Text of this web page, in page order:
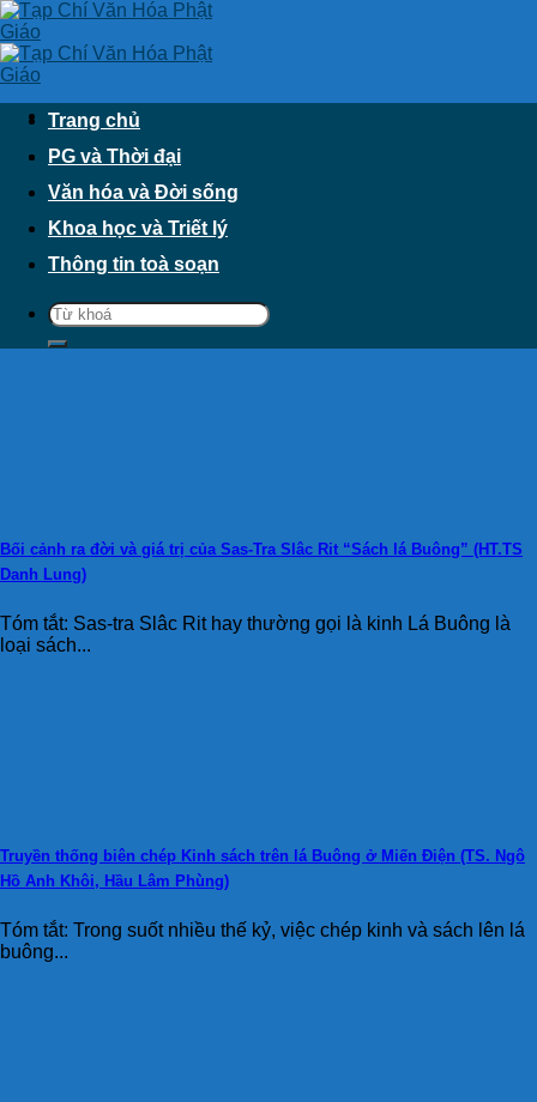
Skip
to
content
Trang chủ
PG và Thời đại
Văn hóa và Đời sống
Khoa học và Triết lý
Thông tin toà soạn
Bối cảnh ra đời và giá trị của Sas-Tra Slâc Rit “Sách lá Buông” (HT.TS
Danh Lung)
Tóm tắt: Sas-tra Slâc Rit hay thường gọi là kinh Lá Buông là
loại sách...
Truyền thống biên chép Kinh sách trên lá Buông ở Miến Điện (TS. Ngô
Hồ Anh Khôi, Hầu Lâm Phùng)
Tóm tắt: Trong suốt nhiều thế kỷ, việc chép kinh và sách lên lá
buông...